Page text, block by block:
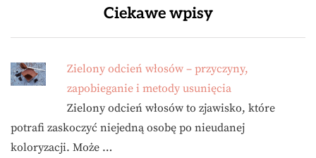
Ciekawe wpisy
Zielony odcień włosów – przyczyny,
zapobieganie i metody usunięcia
Zielony odcień włosów to zjawisko, które
potrafi zaskoczyć niejedną osobę po nieudanej
koloryzacji. Może …